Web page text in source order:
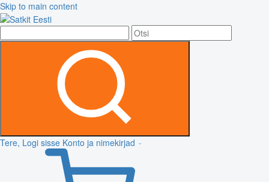
Skip to main content
Tere, Logi sisse Konto ja nimekirjad